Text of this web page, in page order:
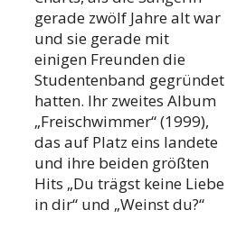
gerade zwölf Jahre alt war
und sie gerade mit
einigen Freunden die
Studentenband gegründet
hatten. Ihr zweites Album
„Freischwimmer“ (1999),
das auf Platz eins landete
und ihre beiden größten
Hits „Du trägst keine Liebe
in dir“ und „Weinst du?“